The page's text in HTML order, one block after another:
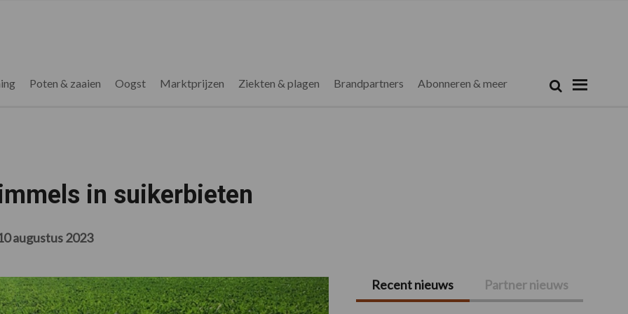
Poten & zaaien Oogst Marktprijzen Ziekten & plagen Brandpartners Abonneren & meer Zoek
in suikerbieten
augustus 2023
Primaire
Recent nieuws Partner nieuws